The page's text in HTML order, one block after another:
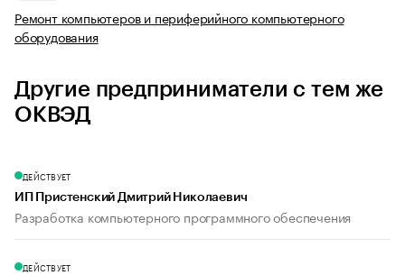
Ремонт компьютеров и периферийного компьютерного
оборудования
Другие предприниматели с тем же
ОКВЭД
ДЕЙСТВУЕТ
ИП Пристенский Дмитрий Николаевич
Разработка компьютерного программного обеспечения
ДЕЙСТВУЕТ